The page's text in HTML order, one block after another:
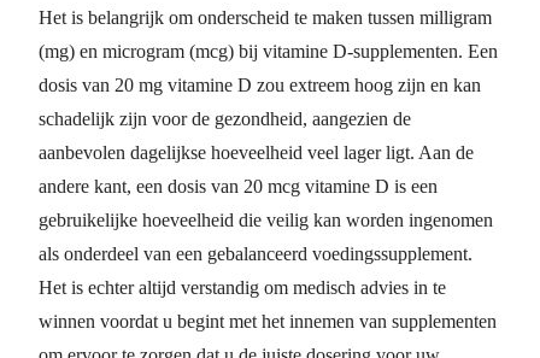
Het is belangrijk om onderscheid te maken tussen milligram
(mg) en microgram (mcg) bij vitamine D-supplementen. Een
dosis van 20 mg vitamine D zou extreem hoog zijn en kan
schadelijk zijn voor de gezondheid, aangezien de
aanbevolen dagelijkse hoeveelheid veel lager ligt. Aan de
andere kant, een dosis van 20 mcg vitamine D is een
gebruikelijke hoeveelheid die veilig kan worden ingenomen
als onderdeel van een gebalanceerd voedingssupplement.
Het is echter altijd verstandig om medisch advies in te
winnen voordat u begint met het innemen van supplementen